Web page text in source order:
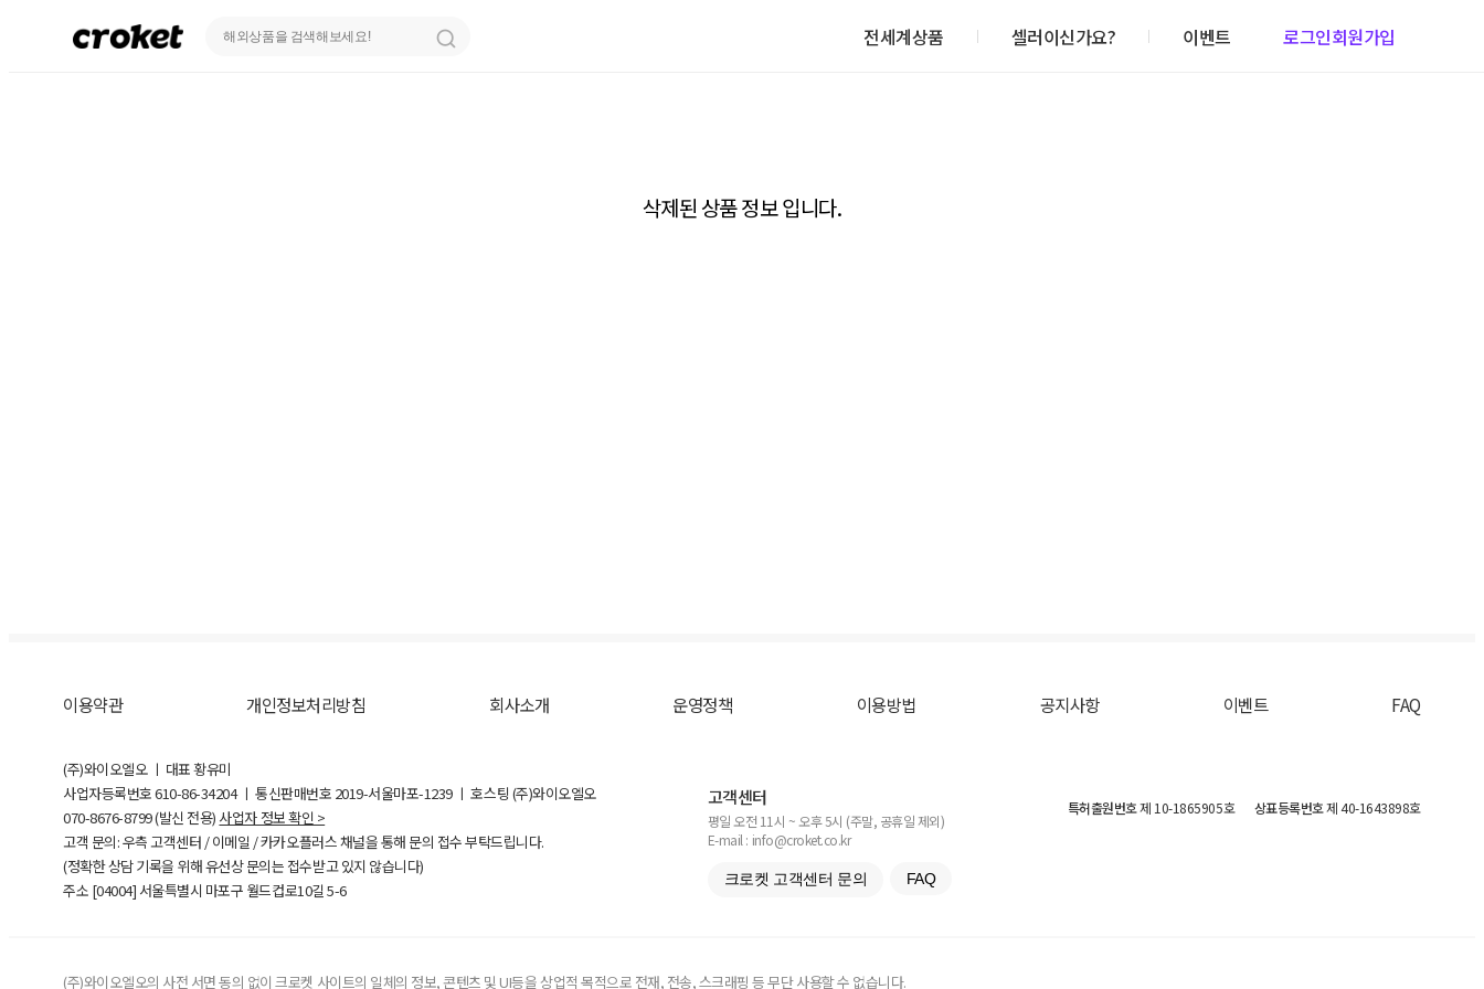
전세계상품 셀러이신가요? 이벤트 로그인회원가입
삭제된 상품 정보 입니다.
이용약관 개인정보처리방침 회사소개 운영정책 이용방법 공지사항 이벤트 FAQ
(주)와이오엘오 ㅣ 대표 황유미
사업자등록번호610-86-34204ㅣ 통신판매번호 2019-서울마포-1239 ㅣ 호스팅 (주)와이오엘오
070-8676-8799 (발신 전용) 사업자 정보 확인 >
고객 문의: 우측 고객센터 / 이메일 / 카카오플러스 채널을 통해 문의 접수 부탁드립니다.
(정확한 상담 기록을 위해 유선상 문의는 접수받고 있지 않습니다)
주소 [04004] 서울특별시 마포구 월드컵로10길5-6
고객센터
평일 오전 11시 ~ 오후 5시 (주말, 공휴일 제외)
E-mail : info@croket.co.kr
크로켓 고객센터 문의 FAQ
특허출원번호제 10-1865905호 상표등록번호제 40-1643898호
(주)와이오엘오의 사전 서면 동의 없이 크로켓 사이트의 일체의 정보, 콘텐츠 및 UI등을 상업적 목적으로 전재, 전송, 스크래핑 등 무단 사용할 수 없습니다.